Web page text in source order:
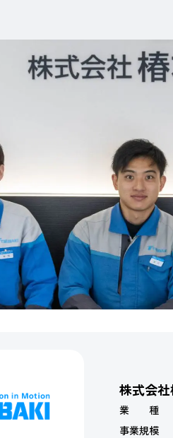
株式会
業 種
事業規模